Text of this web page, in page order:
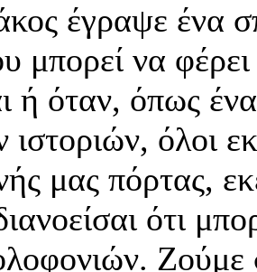
έγραψε ένα
μπορεί να
ή όταν, όπως
όλοι
μας πόρτας,
ότι
Ζούμε